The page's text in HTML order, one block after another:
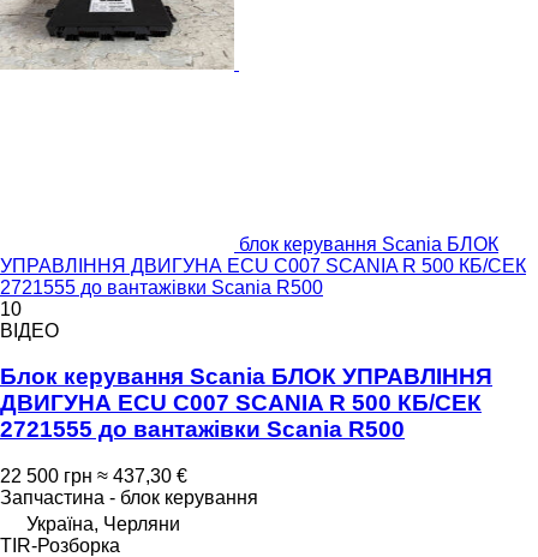
блок керування Scania БЛОК
УПРАВЛІННЯ ДВИГУНА ECU C007 SCANIA R 500 КБ/СЕК
2721555 до вантажівки Scania R500
10
ВІДЕО
Блок керування Scania БЛОК УПРАВЛІННЯ
ДВИГУНА ECU C007 SCANIA R 500 КБ/СЕК
2721555 до вантажівки Scania R500
22 500 грн ≈ 437,30 €
Запчастина - блок керування
Україна, Черляни
TIR-Розборка